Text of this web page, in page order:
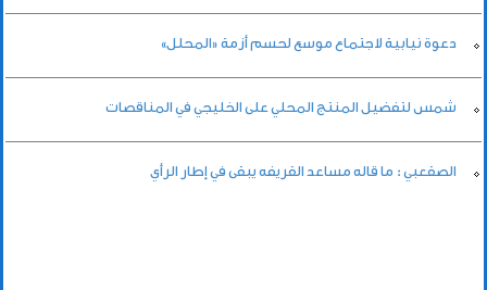
دعوة نيابية لاجتماع موسع لحسم أزمة «المحلل»
شمس لتفضيل المنتج المحلي على الخليجي في المناقصات
الصقعبي : ما قاله مساعد القريفه يبقى في إطار الرأي